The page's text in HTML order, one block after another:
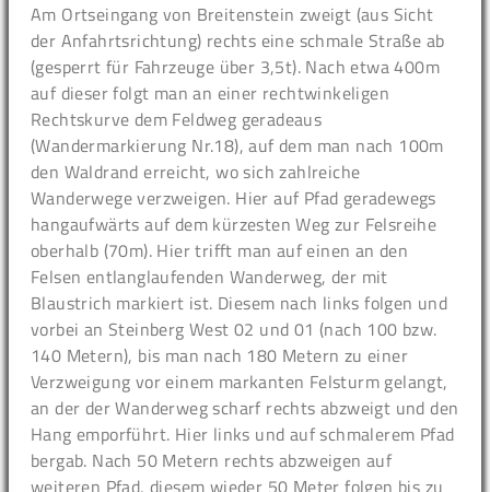
Am Ortseingang von Breitenstein zweigt (aus Sicht
der Anfahrtsrichtung) rechts eine schmale Straße ab
(gesperrt für Fahrzeuge über 3,5t). Nach etwa 400m
auf dieser folgt man an einer rechtwinkeligen
Rechtskurve dem Feldweg geradeaus
(Wandermarkierung Nr.18), auf dem man nach 100m
den Waldrand erreicht, wo sich zahlreiche
Wanderwege verzweigen. Hier auf Pfad geradewegs
hangaufwärts auf dem kürzesten Weg zur Felsreihe
oberhalb (70m). Hier trifft man auf einen an den
Felsen entlanglaufenden Wanderweg, der mit
Blaustrich markiert ist. Diesem nach links folgen und
vorbei an Steinberg West 02 und 01 (nach 100 bzw.
140 Metern), bis man nach 180 Metern zu einer
Verzweigung vor einem markanten Felsturm gelangt,
an der der Wanderweg scharf rechts abzweigt und den
Hang emporführt. Hier links und auf schmalerem Pfad
bergab. Nach 50 Metern rechts abzweigen auf
weiteren Pfad, diesem wieder 50 Meter folgen bis zu